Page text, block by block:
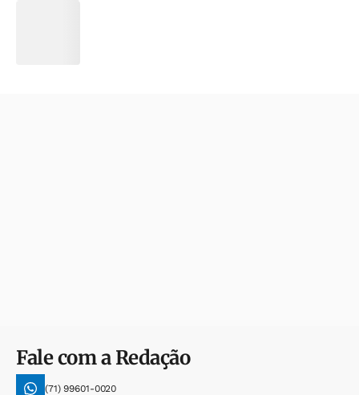
Fale com a Redação
(71) 99601-0020